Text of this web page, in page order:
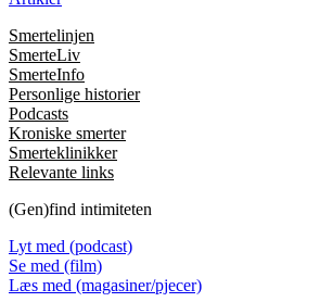
Smertelinjen
SmerteLiv
SmerteInfo
Personlige historier
Podcasts
Kroniske smerter
Smerteklinikker
Relevante links
(Gen)find intimiteten
Lyt med (podcast)
Se med (film)
Læs med (magasiner/pjecer)